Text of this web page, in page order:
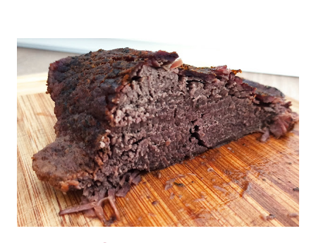
żeberek wieprzowych (nie trójkąty, tylko "paski" - żeberka
mięsne, im grubsze, tym lepsze) 3 łyżki oleju 5-6 łyżek
ketchupu łagodnego 2 łyżki sosu sojowego jasnego (jeśli
nie używasz w kuchni sosu sojowego, po prostu dodaj 1,5
łyżeczki soli) 1-2 łyżeczki miodu 1-2 łyżeczki musztardy
(użyłam czeskiej, jeśli preferujecie inny rodzaj - zapraszam
do eksperymentowania ze smakami ;)) 1 łyżka papryki
słodkiej 1/3 łyżeczki papryki wędzonej 2 chlusty sosu
Worcestershire (jeśli n...